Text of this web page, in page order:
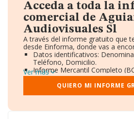
Acceda a toda la
comercial de
Audiovisuales Sl
A través del informe gratuito que
desde Einforma, donde vas a
Datos identificativos:
Teléfono, Domicilio.
Informe Mercantil Completo
Gráficos de Evolución Ventas y
Consejo de Administración y
Directivos y Ejecutivos.
Ver más
QUIERO MI INFORME